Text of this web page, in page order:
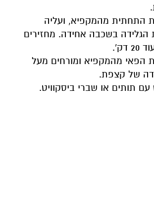
התחתית מהמקפיא, ועליה
הגלידה בשכבה אחידה. מחזירים
דק'.
הפאי מהמקפיא ומורחים מעל
של קצפת.
תותים או שברי ביסקוויט.